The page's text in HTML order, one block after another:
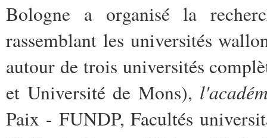
Bologne a organisé la
rassemblant les universités
autour de trois universités
et Université de Mons),
Paix - FUNDP, Facultés